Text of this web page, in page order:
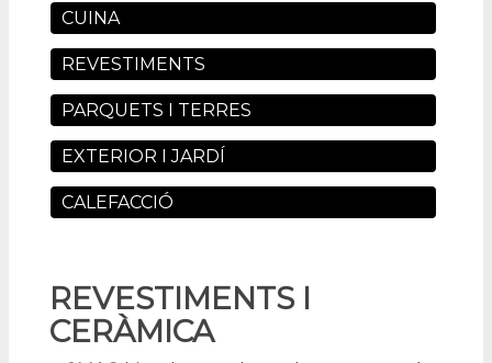
CUINA
REVESTIMENTS
PARQUETS I TERRES
EXTERIOR I JARDÍ
CALEFACCIÓ
REVESTIMENTS I
CERÀMICA